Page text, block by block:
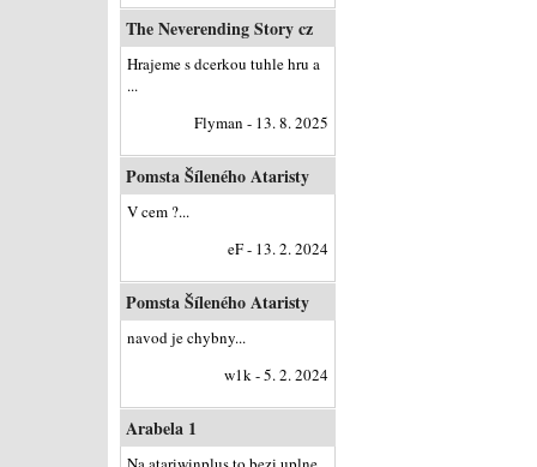
The Neverending Story cz
Hrajeme s dcerkou tuhle hru a
...
Flyman - 13. 8. 2025
Pomsta Šíleného Ataristy
V cem ?...
eF - 13. 2. 2024
Pomsta Šíleného Ataristy
navod je chybny...
w1k - 5. 2. 2024
Arabela 1